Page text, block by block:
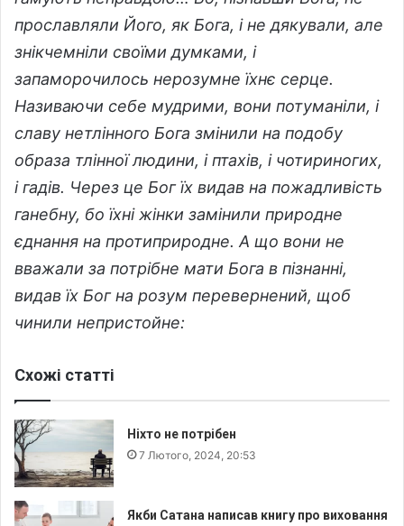
прославляли Його, як Бога, і не дякували, але
знікчемніли своїми думками, і
запаморочилось нерозумне їхнє серце.
Називаючи себе мудрими, вони потуманіли, і
славу нетлінного Бога змінили на подобу
образа тлінної людини, і птахів, і чотириногих,
і гадів. Через це Бог їх видав на пожадливість
ганебну, бо їхні жінки замінили природне
єднання на протиприродне. А що вони не
вважали за потрібне мати Бога в пізнанні,
видав їх Бог на розум перевернений, щоб
чинили непристойне:
Схожі статті
Ніхто не потрібен
7 Лютого, 2024, 20:53
Якби Сатана написав книгу про виховання